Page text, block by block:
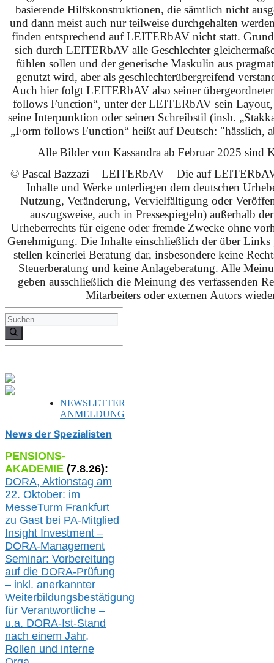
basierende Hilfskonstruktionen, die sämtlich nicht
und dann meist auch nur teilweise durchgehalten
finden entsprechend auf LEITERbAV nicht statt.
sich durch LEITERbAV alle Geschlechter
fühlen sollen und der generische Maskulin aus
genutzt wird, aber als geschlechterübergreifend
Auch hier folgt LEITERbAV also seiner
follows Function“, unter der LEITERbAV sein Layout,
seine Interpunktion oder seinen Schreibstil (insb.
„Form follows Function“ heißt auf Deutsch: "hässlich,
Alle Bilder von Kassandra ab Februar 2025 sind
© Pascal Bazzazi – LEITERbAV – Die auf
Inhalte und Werke unterliegen dem deutschen
Nutzung, Veränderung, Vervielfältigung oder
auszugsweise, auch in Pressespiegeln) außerhalb
Urheberrechts für eigene oder fremde Zwecke ohne
Genehmigung. Die Inhalte einschließlich der über Links
stellen keinerlei Beratung dar, insbesondere keine
Steuerberatung und keine Anlageberatung. Alle
geben ausschließlich die Meinung des verfassenden
Mitarbeiters oder externen Autors
Suchen
nach:
NEWSLETTER
ANMELDUNG
News der Spezialisten
PENSIONS-
AKADEMIE (7.8.26):
DORA, Aktionstag am
22. Oktober: im
MesseTurm Frankfurt
zu Gast bei PA-Mitglied
Insight Investment –
DORA-Management
Seminar: Vorbereitung
auf die DORA-Prüfung
– inkl. anerkannter
Weiterbildungsbestätigung
für Verantwortliche –
u.a. DORA-Ist-Stand
nach einem Jahr,
Rollen und interne